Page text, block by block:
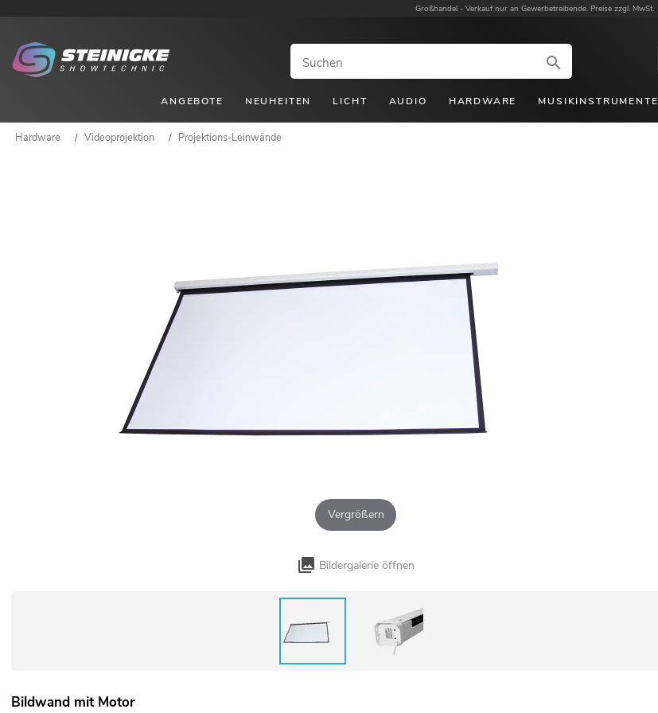
Großhandel - Verkauf nur an Gewerbetreibende. Preise zzgl. MwSt.
ANGEBOTE NEUHEITEN LICHT AUDIO HARDWARE MUSIKINSTRUMENTE
Hardware / Videoprojektion / Projektions-Leinwände
Vergrößern
Bildergalerie öffnen
Bildwand mit Motor